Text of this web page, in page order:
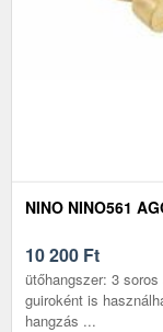
NINO NINO561
10 200 Ft
ütőhangszer: 3
guiroként is
hangzás ...